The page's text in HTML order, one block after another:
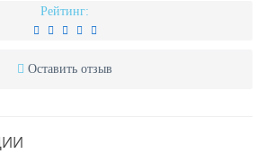
Рейтинг:
Оставить отзыв